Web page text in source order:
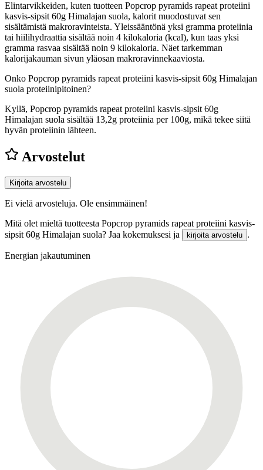
Elintarvikkeiden, kuten tuotteen Popcrop pyramids rapeat proteiini
kasvis-sipsit 60g Himalajan suola, kalorit muodostuvat sen
sisältämistä makroravinteista. Yleissääntönä yksi gramma proteiinia
tai hiilihydraattia sisältää noin 4 kilokaloria (kcal), kun taas yksi
gramma rasvaa sisältää noin 9 kilokaloria. Näet tarkemman
kalorijakauman sivun yläosan makroravinnekaaviosta.
Onko Popcrop pyramids rapeat proteiini kasvis-sipsit 60g Himalajan
suola proteiinipitoinen?
Kyllä, Popcrop pyramids rapeat proteiini kasvis-sipsit 60g
Himalajan suola sisältää 13,2g proteiinia per 100g, mikä tekee siitä
hyvän proteiinin lähteen.
Arvostelut
Kirjoita arvostelu
Ei vielä arvosteluja. Ole ensimmäinen!
Mitä olet mieltä tuotteesta Popcrop pyramids rapeat proteiini kasvis-
sipsit 60g Himalajan suola? Jaa kokemuksesi ja
kirjoita arvostelu .
Energian jakautuminen